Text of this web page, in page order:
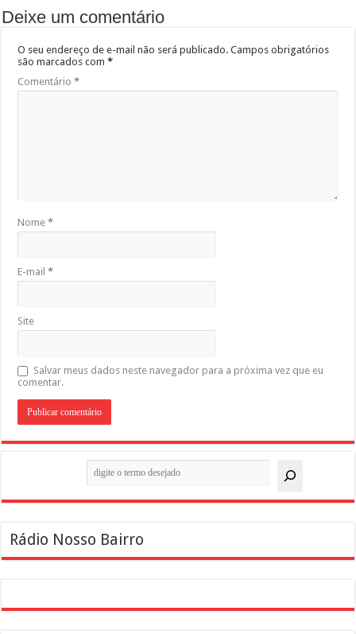
Deixe um comentário
O seu endereço de e-mail não será publicado. Campos obrigatórios
são marcados com*
Comentário*
Nome*
E-mail*
Site
Salvar meus dados neste navegador para a próxima vez que eu
comentar.
Rádio Nosso Bairro